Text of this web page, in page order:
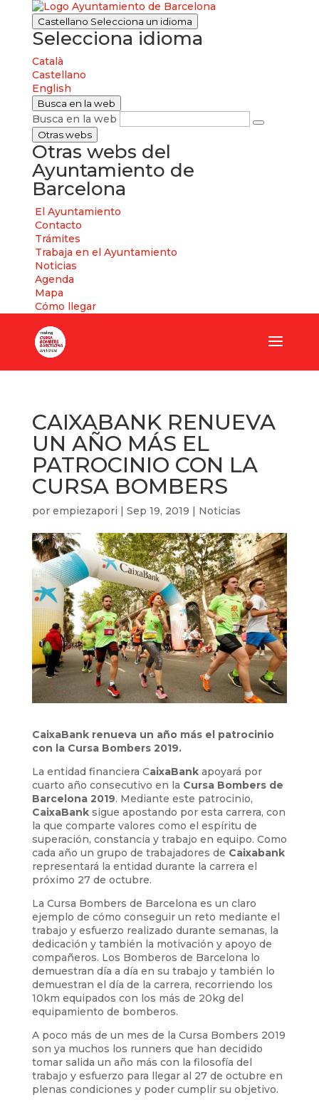
Castellano Selecciona un idioma
Selecciona idioma
Català
Castellano
English
Busca en la web
Busca en la web
Otras webs
Otras webs del
Ayuntamiento de
Barcelona
El Ayuntamiento
Contacto
Trámites
Trabaja en el Ayuntamiento
Noticias
Agenda
Mapa
Cómo llegar
CAIXABANK RENUEVA
UN AÑO MÁS EL
PATROCINIO CON LA
CURSA BOMBERS
por empiezapori | Sep 19, 2019 | Noticias
CaixaBank renueva un año más el patrocinio
con la Cursa Bombers 2019.
La entidad financiera CaixaBankapoyará por
cuarto año consecutivo en la Cursa Bombers de
Barcelona 2019. Mediante este patrocinio,
CaixaBanksigue apostando por esta carrera, con
la que comparte valores como el espíritu de
superación, constancia y trabajo en equipo. Como
cada año un grupo de trabajadores de Caixabank
representará la entidad durante la carrera el
próximo 27 de octubre.
La Cursa Bombers de Barcelona es un claro
ejemplo de cómo conseguir un reto mediante el
trabajo y esfuerzo realizado durante semanas, la
dedicación y también la motivación y apoyo de
compañeros. Los Bomberos de Barcelona lo
demuestran día a día en su trabajo y también lo
demuestran el día de la carrera, recorriendo los
10km equipados con los más de 20kg del
equipamiento de bomberos.
A poco más de un mes de la Cursa Bombers 2019
son ya muchos los runners que han decidido
tomar salida un año más con la filosofía del
trabajo y esfuerzo para llegar al 27 de octubre en
plenas condiciones y poder cumplir su objetivo.